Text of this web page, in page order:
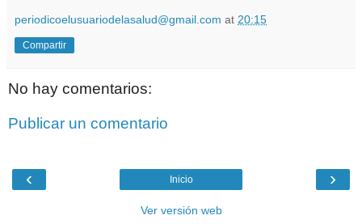
periodicoelusuariodelasalud@gmail.com at 20:15
Compartir
No hay comentarios:
Publicar un comentario
‹ ›
Inicio
Ver versión web